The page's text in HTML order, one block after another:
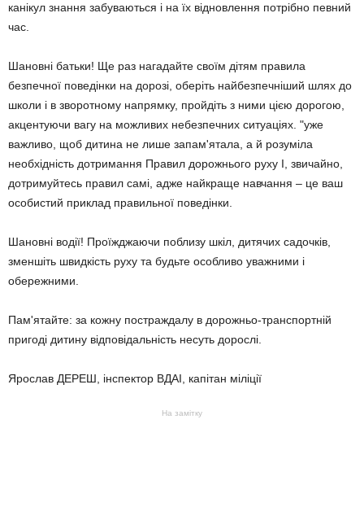
канікул знання забуваються і на їх відновлення потрібно певний
час.
Шановні батьки! Ще раз нагадайте своїм дітям правила
безпечної поведінки на дорозі, оберіть найбезпечніший шлях до
школи і в зворотному напрямку, пройдіть з ними цією дорогою,
акцентуючи вагу на можливих небезпечних ситуаціях. "уже
важливо, щоб дитина не лише запам'ятала, а й розуміла
необхідність дотримання Правил дорожнього руху І, звичайно,
дотримуйтесь правил самі, адже найкраще навчання – це ваш
особистий приклад правильної поведінки.
Шановні водії! Проїжджаючи поблизу шкіл, дитячих садочків,
зменшіть швидкість руху та будьте особливо уважними і
обережними.
Пам'ятайте: за кожну постраждалу в дорожньо-транспортній
пригоді дитину відповідальність несуть дорослі.
Ярослав ДЕРЕШ, інспектор ВДАІ, капітан міліції
На замітку